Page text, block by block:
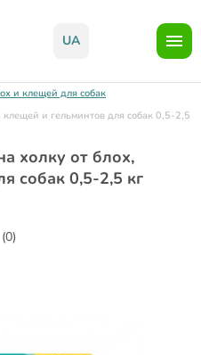
UA
и клещей для собак
клещей и гельминтов для собак 0,5-2,5
холку от блох,
собак 0,5-2,5 кг
(0)